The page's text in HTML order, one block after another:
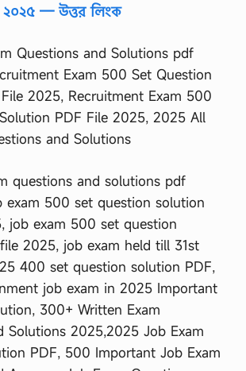
F
৪
রি
…
২০২৫ — উত্তর লিংক
Questions and Solutions pdf
Exam 500 Set Question
2025, Recruitment Exam 500
PDF File 2025, 2025 All
and Solutions
questions and solutions pdf
exam 500 set question solution
job exam 500 set question
2025, job exam held till 31st
400 set question solution PDF,
job exam in 2025 Important
300+ Written Exam
Solutions 2025,2025 Job Exam
PDF, 500 Important Job Exam